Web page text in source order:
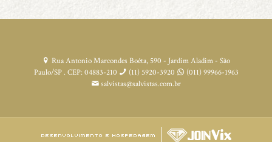
Rua Antonio Marcondes Boêta, 590 - Jardim Aladim - São
Paulo/SP . CEP: 04883-210
(11) 5920-3920
(011) 99966-1963
salvistas@salvistas.com.br